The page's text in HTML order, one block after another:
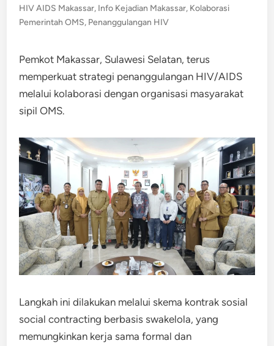
in
HIV AIDS Makassar, Info Kejadian Makassar, Kolaborasi
Pemerintah OMS, Penanggulangan HIV
Pemkot Makassar, Sulawesi Selatan, terus
memperkuat strategi penanggulangan HIV/AIDS
melalui kolaborasi dengan organisasi masyarakat
sipil OMS.
Langkah ini dilakukan melalui skema kontrak sosial
social contracting berbasis swakelola, yang
memungkinkan kerja sama formal dan